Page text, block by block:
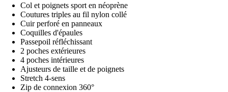
Col et poignets sport en néoprène
Coutures triples au fil nylon collé
Cuir perforé en panneaux
Coquilles d'épaules
Passepoil réfléchissant
2 poches extérieures
4 poches intérieures
Ajusteurs de taille et de poignets
Stretch 4-sens
Zip de connexion 360°